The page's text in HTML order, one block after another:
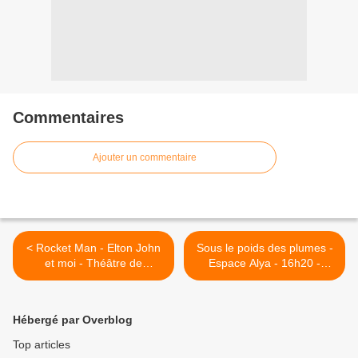
Commentaires
Ajouter un commentaire
< Rocket Man - Elton John
et moi - Théâtre de
l'Arrache-Coeur - 10h15 -
Sous le poids des plumes -
Espace Alya - 16h20 -
#OFF22 >
Hébergé par Overblog
Top articles